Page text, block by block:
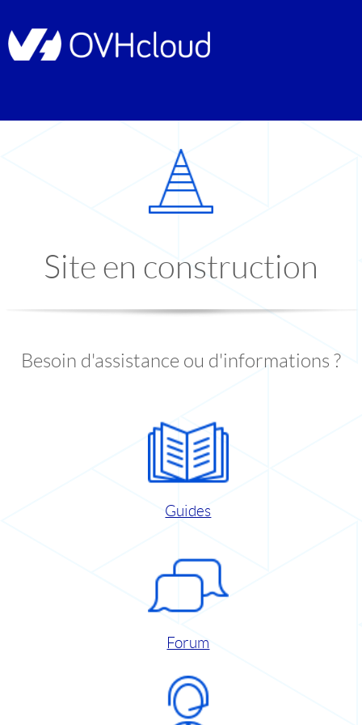
Site en construction
Besoin d'assistance ou d'informations ?
Guides
Forum